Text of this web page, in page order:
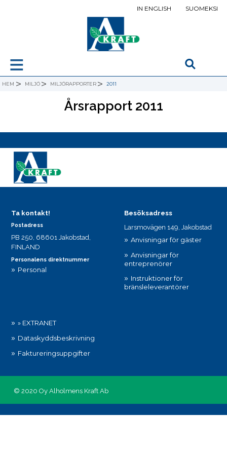
IN ENGLISH SUOMEKSI
≡
HEM > MILJÖ > MILJÖRAPPORTER > 2011
Årsrapport 2011
Ta kontakt!
Postadress
PB 250, 68601 Jakobstad,
FINLAND
Personalens direktnummer
Personal
Besöksadress
Larsmovägen 149, Jakobstad
Anvisningar för gäster
Anvisningar för
entreprenörer
Instruktioner för
bränsleleverantörer
» EXTRANET
Dataskyddsbeskrivning
Faktureringsuppgifter
© 2020 Oy Alholmens Kraft Ab